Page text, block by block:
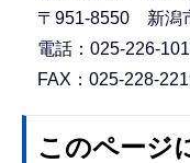
〒951-8550 新潟
電話：025-226-
FAX：025-228-
このページ